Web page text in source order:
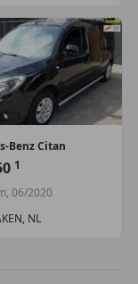
BenzCitan
1
06/2020
NL